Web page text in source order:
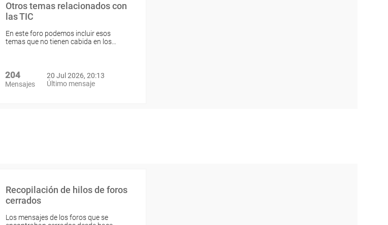
Otros temas relacionados con
las TIC
En este foro podemos incluir esos
temas que no tienen cabida en los…
204
Mensajes
20 Jul 2026, 20:13
Último mensaje
Recopilación de hilos de foros
cerrados
Los mensajes de los foros que se